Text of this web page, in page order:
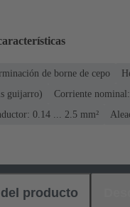
de borne de cepo
guijarro)
Corriente
0.14 ... 2.5 mm²
producto